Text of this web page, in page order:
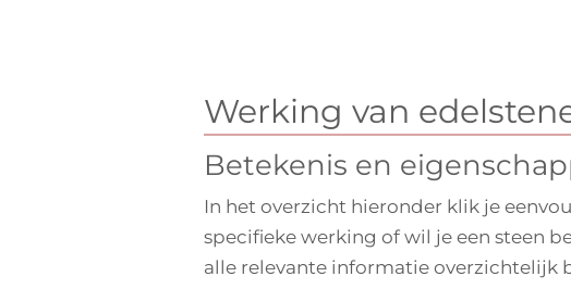
Werking van
Betekenis en
In het overzicht hieronder klik je
specifieke werking of wil je een steen
alle relevante informatie overzichtelijk